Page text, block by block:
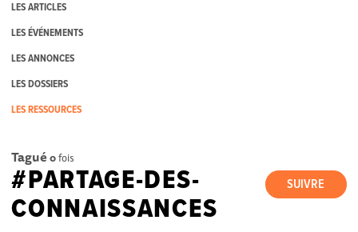
LES ARTICLES
LES ÉVÉNEMENTS
LES ANNONCES
LES DOSSIERS
LES RESSOURCES
Tagué 0fois
SUIVRE
#PARTAGE-DES-
CONNAISSANCES